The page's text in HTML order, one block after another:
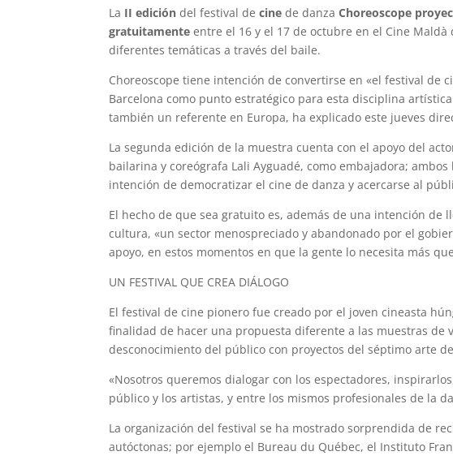
La II edición del festival decine de danzaChoreoscope
gratuitamente entre el 16 y el 17 de octubre en el Cine
diferentes temáticas a través del baile.
Choreoscope tiene intención de convertirse en «el festival de
Barcelona como punto estratégico para esta disciplina
también un referente en Europa, ha explicado este jueves
La segunda edición de la muestra cuenta con el apoyo del
bailarina y coreógrafa Lali Ayguadé, como embajadora;
intención de democratizar el cine de danza y acercarse al
El hecho de que sea gratuito es, además de una intención
cultura, «un sector menospreciado y abandonado por el
apoyo, en estos momentos en que la gente lo necesita más
UN FESTIVAL QUE CREA DIÁLOGO
El festival de cine pionero fue creado por el joven cineasta
finalidad de hacer una propuesta diferente a las muestras de
desconocimiento del público con proyectos del séptimo arte
«Nosotros queremos dialogar con los espectadores,
público y los artistas, y entre los mismos profesionales de la
La organización del festival se ha mostrado sorprendida de
autóctonas; por ejemplo el Bureau du Québec, el Instituto